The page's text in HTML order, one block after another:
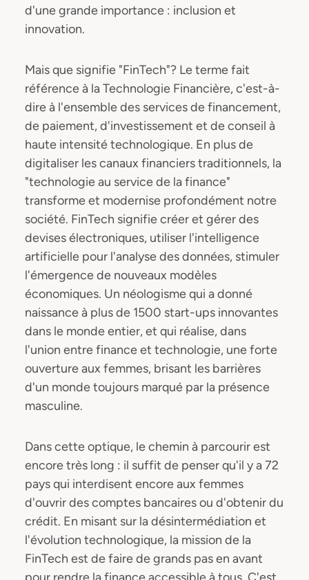
d'une grande importance : inclusion et
innovation.
Mais que signifie "FinTech"? Le terme fait
référence à la Technologie Financière, c'est-à-
dire à l'ensemble des services de financement,
de paiement, d'investissement et de conseil à
haute intensité technologique. En plus de
digitaliser les canaux financiers traditionnels, la
"technologie au service de la finance"
transforme et modernise profondément notre
société. FinTech signifie créer et gérer des
devises électroniques, utiliser l'intelligence
artificielle pour l'analyse des données, stimuler
l'émergence de nouveaux modèles
économiques. Un néologisme qui a donné
naissance à plus de 1500 start-ups innovantes
dans le monde entier, et qui réalise, dans
l'union entre finance et technologie, une forte
ouverture aux femmes, brisant les barrières
d'un monde toujours marqué par la présence
masculine.
Dans cette optique, le chemin à parcourir est
encore très long : il suffit de penser qu'il y a 72
pays qui interdisent encore aux femmes
d'ouvrir des comptes bancaires ou d'obtenir du
crédit. En misant sur la désintermédiation et
l'évolution technologique, la mission de la
FinTech est de faire de grands pas en avant